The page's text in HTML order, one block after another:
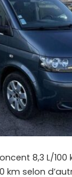
8,3 L/100
km selon